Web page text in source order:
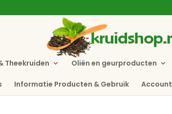
Theekruiden Oliën en geurproducten
Informatie Producten & Gebruik Account